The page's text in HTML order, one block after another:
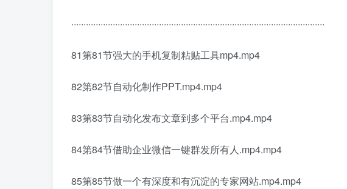
········································································································
81第81节强大的手机复制粘贴工具mp4.mp4
82第82节自动化制作PPT.mp4.mp4
83第83节自动化发布文章到多个平台.mp4.mp4
84第84节借助企业微信一键群发所有人.mp4.mp4
85第85节做一个有深度和有沉淀的专家网站.mp4.mp4